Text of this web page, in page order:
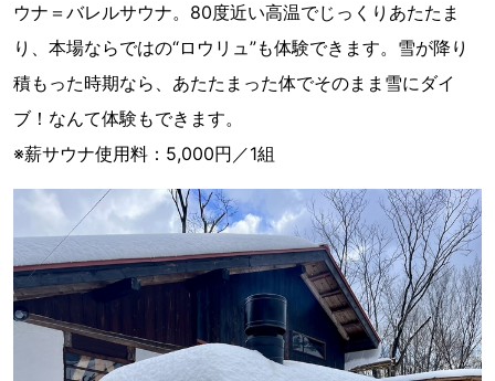
ウナ＝バレルサウナ。80度近い高温でじっくりあたたま
り、本場ならではの“ロウリュ”も体験できます。雪が降り
積もった時期なら、あたたまった体でそのまま雪にダイ
ブ！なんて体験もできます。
※薪サウナ使用料：5,000円／1組